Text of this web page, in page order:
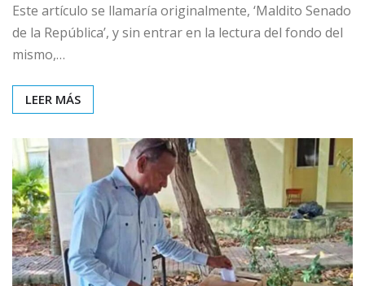
Este artículo se llamaría originalmente, ‘Maldito Senado
de la República’, y sin entrar en la lectura del fondo del
mismo,…
LEER MÁS